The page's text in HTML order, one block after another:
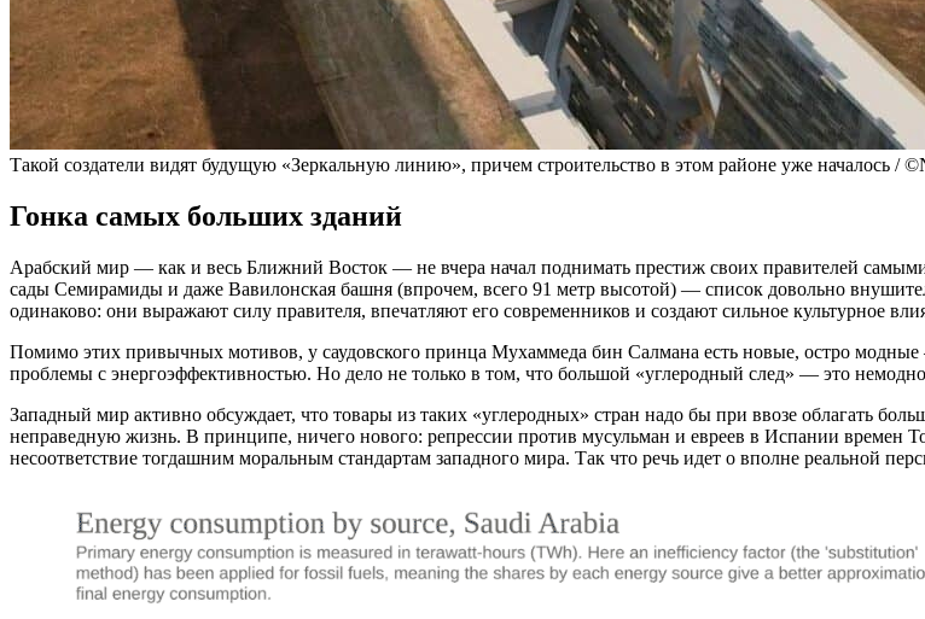
Такой создатели видят будущую «Зеркальную линию», причем строительство в этом районе уже началось /
Гонка самых больших зданий
Арабский мир — как и весь Ближний Восток — не вчера начал поднимать престиж своих правителей
сады Семирамиды и даже Вавилонская башня (впрочем, всего 91 метр высотой) — список довольно
одинаково: они выражают силу правителя, впечатляют его современников и создают сильное культурное
Помимо этих привычных мотивов, у саудовского принца Мухаммеда бин Салмана есть новые, остро модные
проблемы с энергоэффективностью. Но дело не только в том, что большой «углеродный след» — это
Западный мир активно обсуждает, что товары из таких «углеродных» стран надо бы при ввозе облагать
неправедную жизнь. В принципе, ничего нового: репрессии против мусульман и евреев в Испании времен
несоответствие тогдашним моральным стандартам западного мира. Так что речь идет о вполне реальной